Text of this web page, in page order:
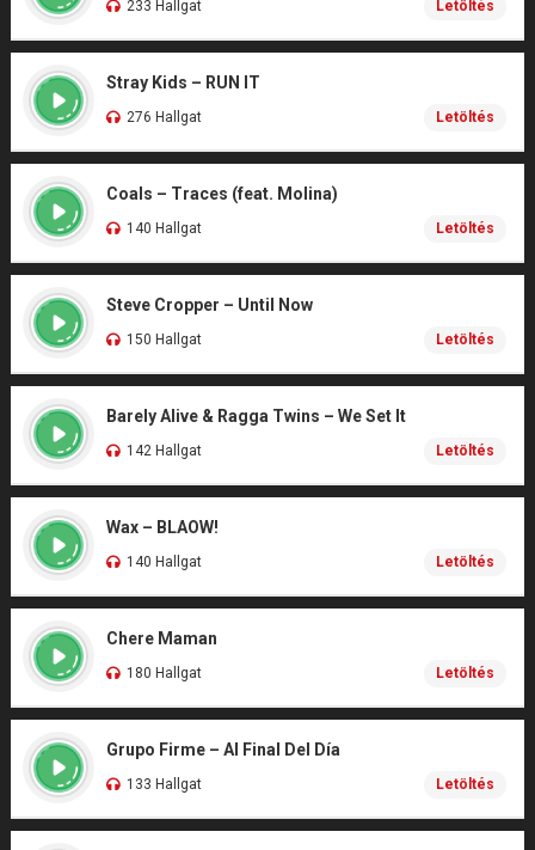
233 Hallgat Letöltés
Stray Kids – RUN IT
276 Hallgat Letöltés
Coals – Traces (feat. Molina)
140 Hallgat Letöltés
Steve Cropper – Until Now
150 Hallgat Letöltés
Barely Alive & Ragga Twins – We Set It
142 Hallgat Letöltés
Wax – BLAOW!
140 Hallgat Letöltés
Chere Maman
180 Hallgat Letöltés
Grupo Firme – Al Final Del Día
133 Hallgat Letöltés